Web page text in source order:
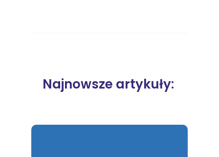
Najnowsze artykuły: